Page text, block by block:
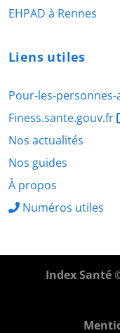
EHPAD à Rennes
Liens utiles
Pour-les-
Finess.sante.gouv.fr
Nos actualités
Nos guides
À propos
Numéros utiles
Index Santé